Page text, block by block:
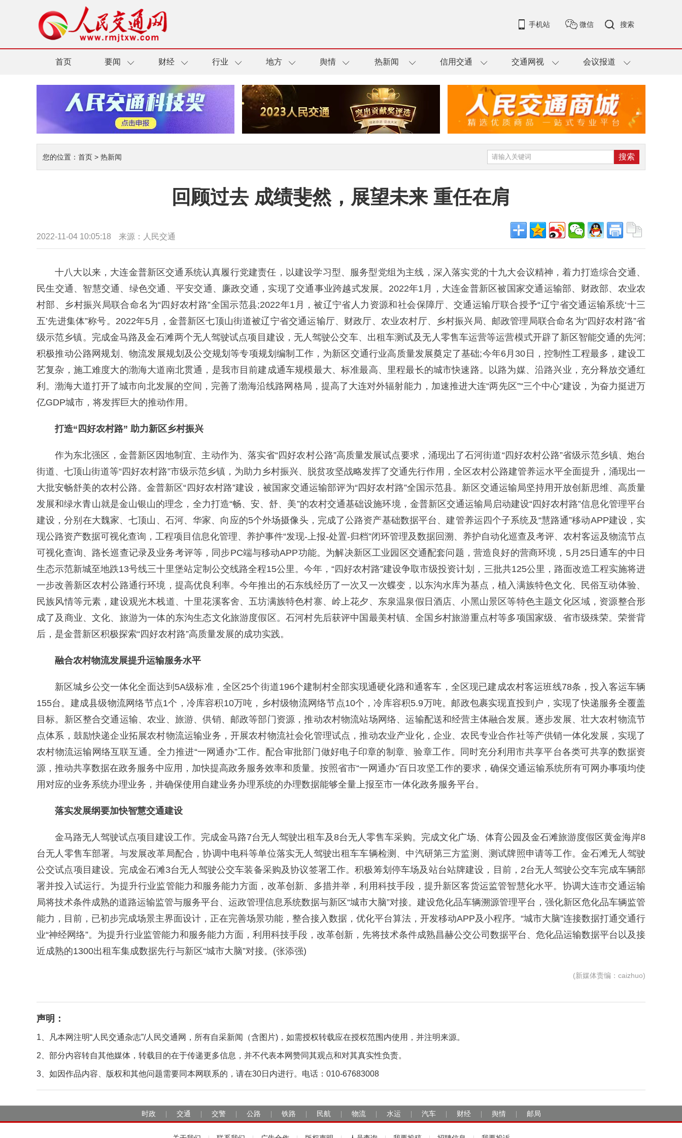
手机站 微信 搜索
首页 要闻 财经 行业 地方 舆情 热新闻 信用交通 交通网视 会议报道
您的位置： 首页 > 热新闻
回顾过去 成绩斐然，展望未来 重任在肩
2022-11-04 10:05:18 来源： 人民交通
十八大以来，大连金普新区交通系统认真履行党建责任，以建设学习型、服务型党组为主线，深入落实党的十九大会议精神，着力打造综合交通、
民生交通、智慧交通、绿色交通、平安交通、廉政交通，实现了交通事业跨越式发展。2022年1月，大连金普新区被国家交通运输部、财政部、农业农
村部、乡村振兴局联合命名为“四好农村路”全国示范县;2022年1月，被辽宁省人力资源和社会保障厅、交通运输厅联合授予“辽宁省交通运输系统‘十三
五’先进集体”称号。2022年5月，金普新区七顶山街道被辽宁省交通运输厅、财政厅、农业农村厅、乡村振兴局、邮政管理局联合命名为“四好农村路”省
级示范乡镇。完成金马路及金石滩两个无人驾驶试点项目建设，无人驾驶公交车、出租车测试及无人零售车运营等运营模式开辟了新区智能交通的先河;
积极推动公路网规划、物流发展规划及公交规划等专项规划编制工作，为新区交通行业高质量发展奠定了基础;今年6月30日，控制性工程最多，建设工
艺复杂，施工难度大的渤海大道南北贯通，是我市目前建成通车规模最大、标准最高、里程最长的城市快速路。以路为媒、沿路兴业，充分释放交通红
利。渤海大道打开了城市向北发展的空间，完善了渤海沿线路网格局，提高了大连对外辐射能力，加速推进大连“两先区”“三个中心”建设，为奋力挺进万
亿GDP城市，将发挥巨大的推动作用。
打造“四好农村路” 助力新区乡村振兴
作为东北强区，金普新区因地制宜、主动作为、落实省“四好农村公路”高质量发展试点要求，涌现出了石河街道“四好农村公路”省级示范乡镇、炮台
街道、七顶山街道等“四好农村路”市级示范乡镇，为助力乡村振兴、脱贫攻坚战略发挥了交通先行作用，全区农村公路建管养运水平全面提升，涌现出一
大批安畅舒美的农村公路。金普新区“四好农村路”建设，被国家交通运输部评为“四好农村路”全国示范县。新区交通运输局坚持用开放创新思维、高质量
发展和绿水青山就是金山银山的理念，全力打造“畅、安、舒、美”的农村交通基础设施环境，金普新区交通运输局启动建设“四好农村路”信息化管理平台
建设，分别在大魏家、七顶山、石河、华家、向应的5个外场摄像头，完成了公路资产基础数据平台、建管养运四个子系统及“慧路通”移动APP建设，实
现公路资产数据可视化查询，工程项目信息化管理、养护事件“发现-上报-处置-归档”闭环管理及数据回溯、养护自动化巡查及考评、农村客运及物流节点
可视化查询、路长巡查记录及业务考评等，同步PC端与移动APP功能。为解决新区工业园区交通配套问题，营造良好的营商环境，5月25日通车的中日
生态示范新城至地跌13号线三十里堡站定制公交线路全程15公里。今年，“四好农村路”建设争取市级投资计划，三批共125公里，路面改造工程实施将进
一步改善新区农村公路通行环境，提高优良利率。今年推出的石东线经历了一次又一次蝶变，以东沟水库为基点，植入满族特色文化、民俗互动体验、
民族风情等元素，建设观光木栈道、十里花溪客舍、五坊满族特色村寨、岭上花夕、东泉温泉假日酒店、小黑山景区等特色主题文化区域，资源整合形
成了及商业、文化、旅游为一体的东沟生态文化旅游度假区。石河村先后获评中国最美村镇、全国乡村旅游重点村等多项国家级、省市级殊荣。荣誉背
后，是金普新区积极探索“四好农村路”高质量发展的成功实践。
融合农村物流发展提升运输服务水平
新区城乡公交一体化全面达到5A级标准，全区25个街道196个建制村全部实现通硬化路和通客车，全区现已建成农村客运班线78条，投入客运车辆
155台。建成县级物流网络节点1个，冷库容积10万吨，乡村级物流网络节点10个，冷库容积5.9万吨。邮政包裹实现直投到户，实现了快递服务全覆盖
目标。新区整合交通运输、农业、旅游、供销、邮政等部门资源，推动农村物流站场网络、运输配送和经营主体融合发展。逐步发展、壮大农村物流节
点体系，鼓励快递企业拓展农村物流运输业务，开展农村物流社会化管理试点，推动农业产业化，企业、农民专业合作社等产供销一体化发展，实现了
农村物流运输网络互联互通。全力推进“一网通办”工作。配合审批部门做好电子印章的制章、验章工作。同时充分利用市共享平台各类可共享的数据资
源，推动共享数据在政务服务中应用，加快提高政务服务效率和质量。按照省市“一网通办”百日攻坚工作的要求，确保交通运输系统所有可网办事项均使
用对应的业务系统办理业务，并确保使用自建业务办理系统的办理数据能够全量上报至市一体化政务服务平台。
落实发展纲要加快智慧交通建设
金马路无人驾驶试点项目建设工作。完成金马路7台无人驾驶出租车及8台无人零售车采购。完成文化广场、体育公园及金石滩旅游度假区黄金海岸8
台无人零售车部署。与发展改革局配合，协调中电科等单位落实无人驾驶出租车车辆检测、中汽研第三方监测、测试牌照申请等工作。金石滩无人驾驶
公交试点项目建设。完成金石滩3台无人驾驶公交车装备采购及协议签署工作。积极筹划停车场及站台站牌建设，目前，2台无人驾驶公交车完成车辆部
署并投入试运行。为提升行业监管能力和服务能力方面，改革创新、多措并举，利用科技手段，提升新区客货运监管智慧化水平。协调大连市交通运输
局将技术条件成熟的道路运输监管与服务平台、运政管理信息系统数据与新区“城市大脑”对接。建设危化品车辆溯源管理平台，强化新区危化品车辆监管
能力，目前，已初步完成场景主界面设计，正在完善场景功能，整合接入数据，优化平台算法，开发移动APP及小程序。“城市大脑”连接数据打通交通行
业“神经网络”。为提升行业监管能力和服务能力方面，利用科技手段，改革创新，先将技术条件成熟昌赫公交公司数据平台、危化品运输数据平台以及接
近成熟的1300出租车集成数据先行与新区“城市大脑”对接。(张添强)
(新媒体责编：caizhuo)
声明：
1、凡本网注明“人民交通杂志”/人民交通网，所有自采新闻（含图片)，如需授权转载应在授权范围内使用，并注明来源。
2、部分内容转自其他媒体，转载目的在于传递更多信息，并不代表本网赞同其观点和对其真实性负责。
3、如因作品内容、版权和其他问题需要同本网联系的，请在30日内进行。电话：010-67683008
时政 交通 交警 公路 铁路 民航 物流 水运 汽车 财经 舆情 邮局